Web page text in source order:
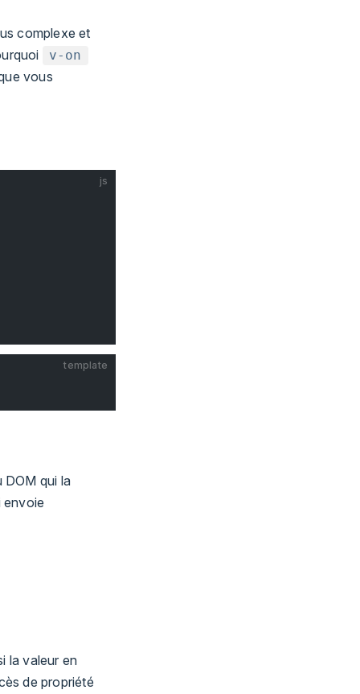
complexe et
v-on
vous
js
template
qui la
envoie
la valeur en
de propriété